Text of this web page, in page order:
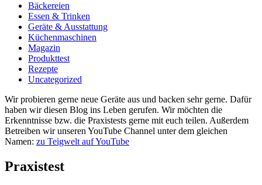
Bäckereien
Essen & Trinken
Geräte & Ausstattung
Küchenmaschinen
Magazin
Produkttest
Rezepte
Uncategorized
Wir probieren gerne neue Geräte aus und backen sehr gerne. Dafür
haben wir diesen Blog ins Leben gerufen. Wir möchten die
Erkenntnisse bzw. die Praxistests gerne mit euch teilen. Außerdem
Betreiben wir unseren YouTube Channel unter dem gleichen
Namen: zu Teigwelt auf YouTube
Praxistest